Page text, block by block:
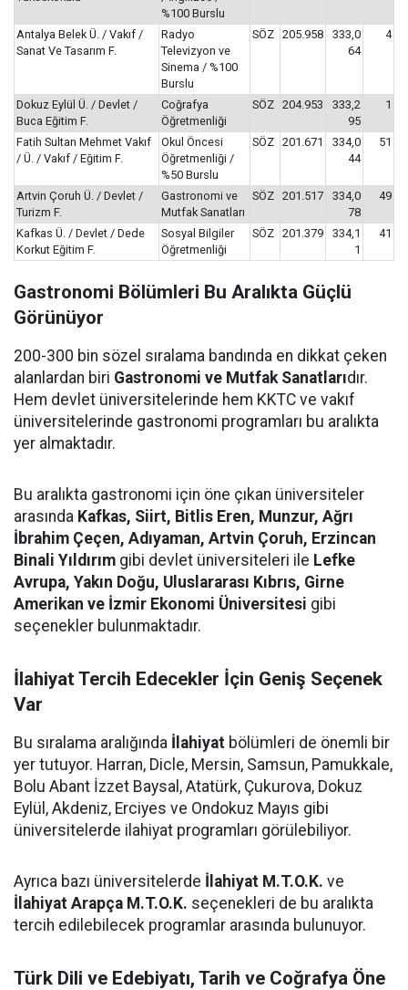
%100 Burslu
Antalya Belek Ü. / Vakıf /
Sanat Ve Tasarım F.
Radyo
Televizyon ve
Sinema / %100
Burslu
SÖZ 205.958
333,0
64
4
Dokuz Eylül Ü. / Devlet /
Buca Eğitim F.
Coğrafya
Öğretmenliği
SÖZ 204.953
333,2
95
1
Fatih Sultan Mehmet Vakıf
/ Ü. / Vakıf / Eğitim F.
Okul Öncesi
Öğretmenliği /
%50 Burslu
SÖZ 201.671
334,0
44
51
Artvin Çoruh Ü. / Devlet /
Turizm F.
Gastronomi ve
Mutfak Sanatları
SÖZ 201.517
334,0
78
49
Kafkas Ü. / Devlet / Dede
Korkut Eğitim F.
Sosyal Bilgiler
Öğretmenliği
SÖZ 201.379
334,1
1
41
Gastronomi Bölümleri Bu Aralıkta Güçlü
Görünüyor
200-300 bin sözel sıralama bandında en dikkat çeken
alanlardan biri Gastronomi ve Mutfak Sanatlarıdır.
Hem devlet üniversitelerinde hem KKTC ve vakıf
üniversitelerinde gastronomi programları bu aralıkta
yer almaktadır.
Bu aralıkta gastronomi için öne çıkan üniversiteler
arasında Kafkas, Siirt, Bitlis Eren, Munzur, Ağrı
İbrahim Çeçen, Adıyaman, Artvin Çoruh, Erzincan
Binali Yıldırım gibi devlet üniversiteleri ile Lefke
Avrupa, Yakın Doğu, Uluslararası Kıbrıs, Girne
Amerikan ve İzmir Ekonomi Üniversitesi gibi
seçenekler bulunmaktadır.
İlahiyat Tercih Edecekler İçin Geniş Seçenek
Var
Bu sıralama aralığında İlahiyat bölümleri de önemli bir
yer tutuyor. Harran, Dicle, Mersin, Samsun, Pamukkale,
Bolu Abant İzzet Baysal, Atatürk, Çukurova, Dokuz
Eylül, Akdeniz, Erciyes ve Ondokuz Mayıs gibi
üniversitelerde ilahiyat programları görülebiliyor.
Ayrıca bazı üniversitelerde İlahiyat M.T.O.K. ve
İlahiyat Arapça M.T.O.K. seçenekleri de bu aralıkta
tercih edilebilecek programlar arasında bulunuyor.
Türk Dili ve Edebiyatı, Tarih ve Coğrafya Öne